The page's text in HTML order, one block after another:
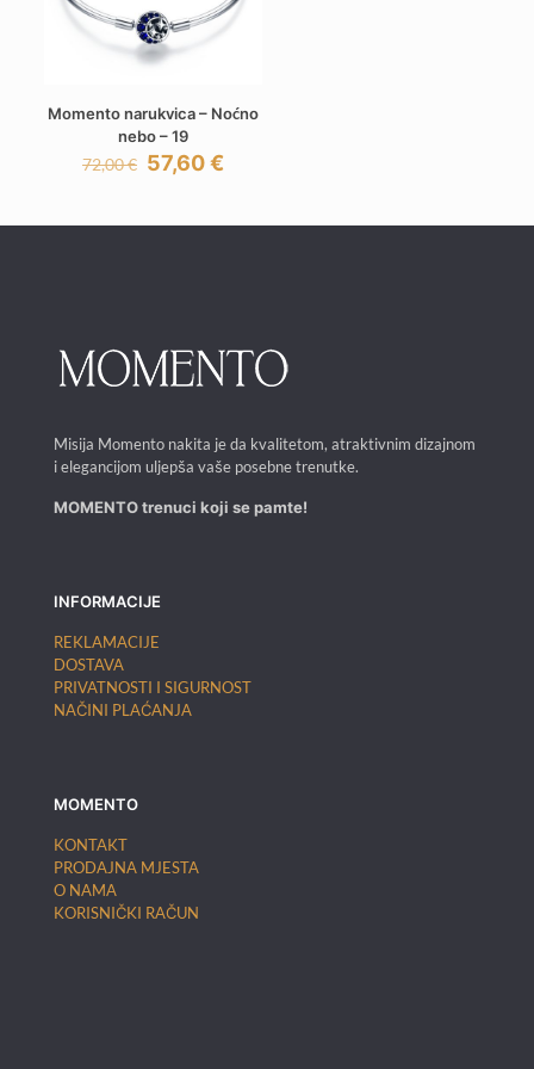
Momento narukvica – Noćno
nebo – 19
72,00€ Izvorna
cijena
je:
57,60€Trenutna
57,60 €.
Misija Momento nakita je da kvalitetom, atraktivnim dizajnom
i elegancijom uljepša vaše posebne trenutke.
MOMENTO trenuci koji se pamte!
INFORMACIJE
REKLAMACIJE
DOSTAVA
PRIVATNOSTI I SIGURNOST
NAČINI PLAĆANJA
MOMENTO
KONTAKT
PRODAJNA MJESTA
O NAMA
KORISNIČKI RAČUN